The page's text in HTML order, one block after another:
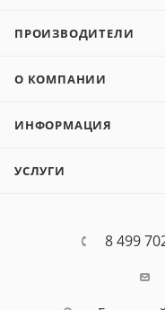
ПРОИЗВОДИТЕЛИ
О КОМПАНИИ
ИНФОРМАЦИЯ
УСЛУГИ
8 499